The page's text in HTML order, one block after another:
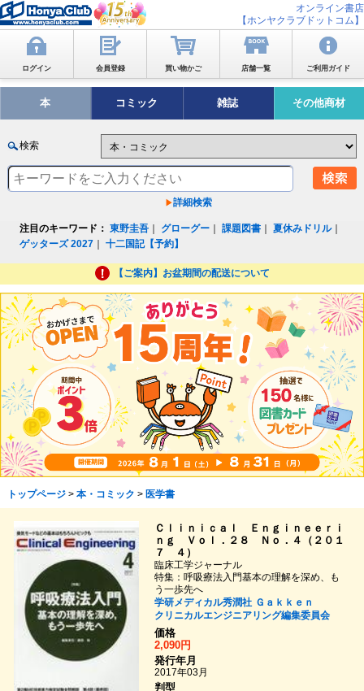
オンライン書店
【ホンヤクラブドットコム】
ログイン 会員登録 買い物かご 店舗一覧 ご利用ガイド
本 コミック 雑誌 その他商材
検索
詳細検索
注目のキーワード： 東野圭吾 グローグー ｜課題図書 ｜夏休みドリル｜
ゲッターズ 2027 ｜十二国記【予約】
【ご案内】お盆期間の配送について
トップページ> 本・コミック > 医学書
Ｃｌｉｎｉｃａｌ Ｅｎｇｉｎｅｅｒｉ
ｎｇ Ｖｏｌ．２８ Ｎｏ．４（２０１
７ ４）
臨床工学ジャーナル
特集：呼吸療法入門基本の理解を深め、も
う一歩先へ
学研メディカル秀潤社 Ｇａｋｋｅｎ
クリニカルエンジニアリング編集委員会
価格
2,090円
発行年月
2017年03月
判型